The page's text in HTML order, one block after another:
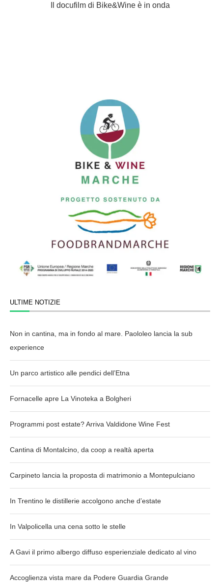
Il docufilm di Bike&Wine è in onda
ULTIME NOTIZIE
Non in cantina, ma in fondo al mare. Paololeo lancia la sub
experience
Un parco artistico alle pendici dell’Etna
Fornacelle apre La Vinoteka a Bolgheri
Programmi post estate? Arriva Valdidone Wine Fest
Cantina di Montalcino, da coop a realtà aperta
Carpineto lancia la proposta di matrimonio a Montepulciano
In Trentino le distillerie accolgono anche d’estate
In Valpolicella una cena sotto le stelle
A Gavi il primo albergo diffuso esperienziale dedicato al vino
Accoglienza vista mare da Podere Guardia Grande